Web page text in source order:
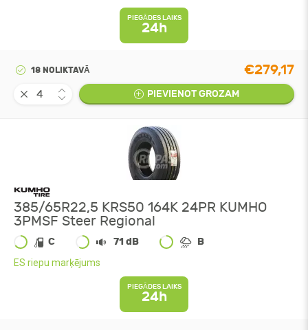
PIEGĀDES LAIKS
24h
18 NOLIKTAVĀ €279,17
PIEVIENOT GROZAM
385/65R22,5 KRS50 164K 24PR KUMHO
3PMSF Steer Regional
C 71 dB B
ES riepu marķējums
PIEGĀDES LAIKS
24h